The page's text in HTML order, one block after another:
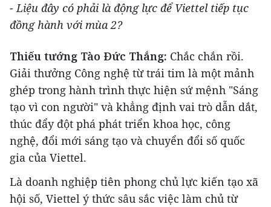
- Liệu đây có phải là động lực để Viettel tiếp tục
đồng hành với mùa 2?
Thiếu tướng Tào Đức Thắng: Chắc chắn rồi.
Giải thưởng Công nghệ từ trái tim là một mảnh
ghép trong hành trình thực hiện sứ mệnh "Sáng
tạo vì con người" và khẳng định vai trò dẫn dắt,
thúc đẩy đột phá phát triển khoa học, công
nghệ, đổi mới sáng tạo và chuyển đổi số quốc
gia của Viettel.
Là doanh nghiệp tiên phong chủ lực kiến tạo xã
hội số, Viettel ý thức sâu sắc việc làm chủ từ